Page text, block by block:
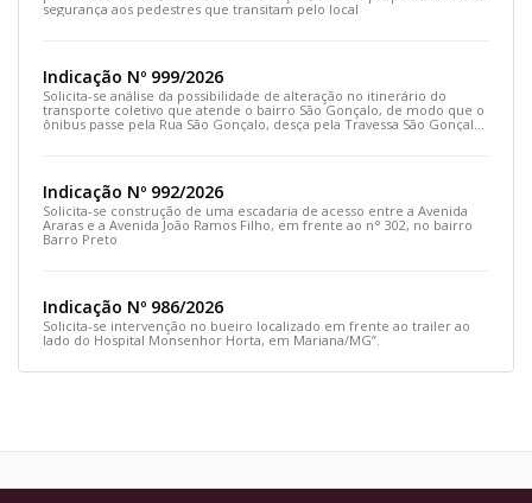
segurança aos pedestres que transitam pelo local
Indicação Nº 999/2026
Solicita-se análise da possibilidade de alteração no itinerário do
transporte coletivo que atende o bairro São Gonçalo, de modo que o
ônibus passe pela Rua São Gonçalo, desça pela Travessa São Gonçalo
Indicação Nº 992/2026
Solicita-se construção de uma escadaria de acesso entre a Avenida
Araras e a Avenida João Ramos Filho, em frente ao n° 302, no bairro
Barro Preto
Indicação Nº 986/2026
Solicita-se intervenção no bueiro localizado em frente ao trailer ao
lado do Hospital Monsenhor Horta, em Mariana/MG”.